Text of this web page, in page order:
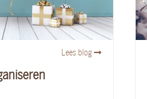
Lees blog